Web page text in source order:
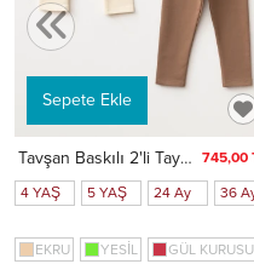
Sepete Ekle
Tavşan Baskılı 2'li Tayt 74356 745,00
4 YAŞ
5 YAŞ 24 Ay 36
EKRU YESİL GÜL KURUSU